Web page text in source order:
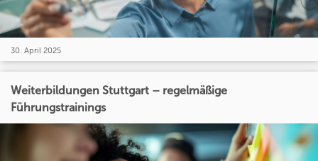
30. April 2025
Weiterbildungen Stuttgart – regelmäßige
Führungstrainings